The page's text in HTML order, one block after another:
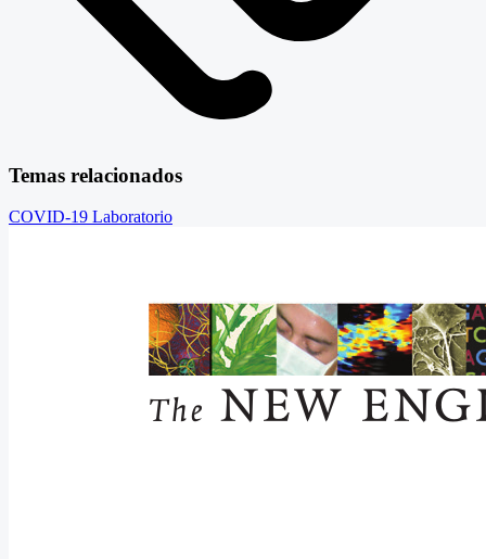
Temas relacionados
COVID-19 Laboratorio